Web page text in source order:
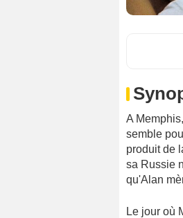
A
semble
produit de
sa Russie
qu'Alan
Le jour où